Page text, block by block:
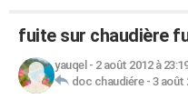
fuite sur chaudière
yauqel - 2 août 2012 à 23:19
doc chaudiére- 3 août